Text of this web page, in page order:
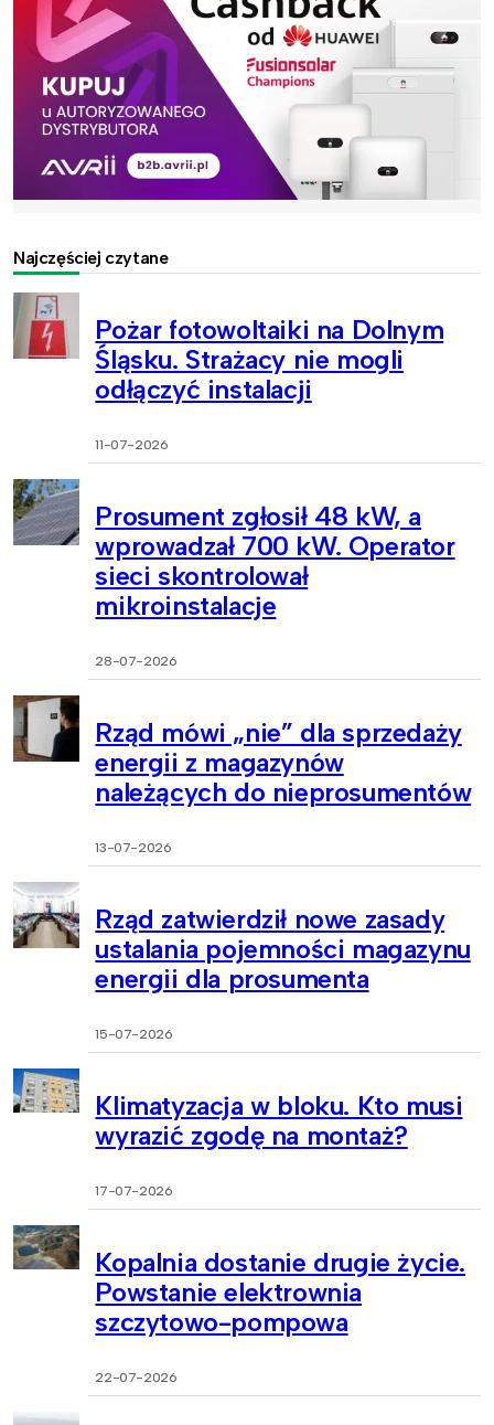
Najczęściej czytane
Pożar fotowoltaiki na Dolnym
Śląsku. Strażacy nie mogli
odłączyć instalacji
11-07-2026
Prosument zgłosił 48 kW, a
wprowadzał 700 kW. Operator
sieci skontrolował
mikroinstalacje
28-07-2026
Rząd mówi „nie” dla sprzedaży
energii z magazynów
należących do nieprosumentów
13-07-2026
Rząd zatwierdził nowe zasady
ustalania pojemności magazynu
energii dla prosumenta
15-07-2026
Klimatyzacja w bloku. Kto musi
wyrazić zgodę na montaż?
17-07-2026
Kopalnia dostanie drugie życie.
Powstanie elektrownia
szczytowo-pompowa
22-07-2026